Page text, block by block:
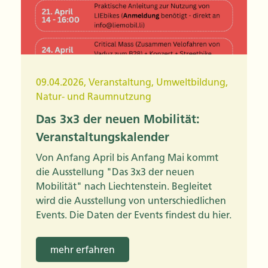
09.04.2026, Veranstaltung, Umweltbildung,
Natur- und Raumnutzung
Das 3x3 der neuen Mobilität:
Veranstaltungskalender
Von Anfang April bis Anfang Mai kommt
die Ausstellung "Das 3x3 der neuen
Mobilität" nach Liechtenstein. Begleitet
wird die Ausstellung von unterschiedlichen
Events. Die Daten der Events findest du hier.
mehr erfahren